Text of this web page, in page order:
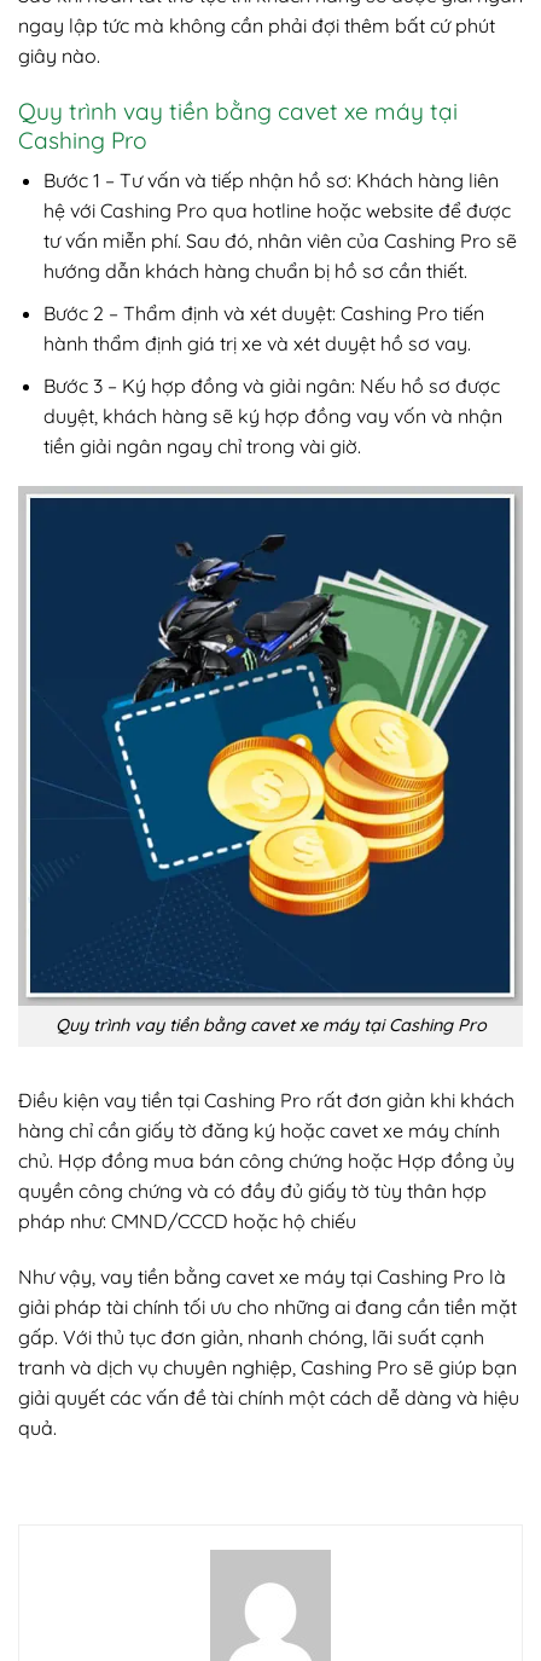
ngay lập tức mà không cần phải đợi thêm bất cứ phút
giây nào.
Quy trình vay tiền bằng cavet xe máy tại
Cashing Pro
Bước 1 – Tư vấn và tiếp nhận hồ sơ: Khách hàng liên
hệ với Cashing Pro qua hotline hoặc website để được
tư vấn miễn phí. Sau đó, nhân viên của Cashing Pro sẽ
hướng dẫn khách hàng chuẩn bị hồ sơ cần thiết.
Bước 2 – Thẩm định và xét duyệt: Cashing Pro tiến
hành thẩm định giá trị xe và xét duyệt hồ sơ vay.
Bước 3 – Ký hợp đồng và giải ngân: Nếu hồ sơ được
duyệt, khách hàng sẽ ký hợp đồng vay vốn và nhận
tiền giải ngân ngay chỉ trong vài giờ.
Quy trình vay tiền bằng cavet xe máy tại Cashing Pro
Điều kiện vay tiền tại Cashing Pro rất đơn giản khi khách
hàng chỉ cần giấy tờ đăng ký hoặc cavet xe máy chính
chủ. Hợp đồng mua bán công chứng hoặc Hợp đồng ủy
quyền công chứng và có đầy đủ giấy tờ tùy thân hợp
pháp như: CMND/CCCD hoặc hộ chiếu
Như vậy, vay tiền bằng cavet xe máy tại Cashing Pro là
giải pháp tài chính tối ưu cho những ai đang cần tiền mặt
gấp. Với thủ tục đơn giản, nhanh chóng, lãi suất cạnh
tranh và dịch vụ chuyên nghiệp, Cashing Pro sẽ giúp bạn
giải quyết các vấn đề tài chính một cách dễ dàng và hiệu
quả.